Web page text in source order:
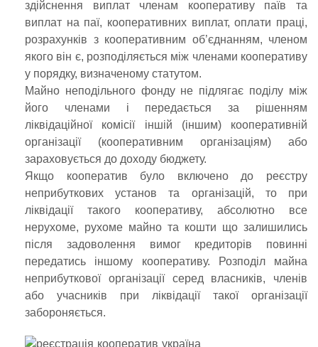
здійснення виплат членам кооперативу паїв та
виплат на паї, кооперативних виплат, оплати праці,
розрахунків з кооперативним об’єднанням, членом
якого він є, розподіляється між членами кооперативу
у порядку, визначеному статутом.
Майно неподільного фонду не підлягає поділу між
його членами і передається за рішенням
ліквідаційної комісії іншій (іншим) кооперативній
організації (кооперативним організаціям) або
зараховується до доходу бюджету.
Якщо кооператив було включено до реєстру
неприбуткових установ та організацій, то при
ліквідації такого кооперативу, абсолютно все
нерухоме, рухоме майно та кошти що залишились
після задоволення вимог кредиторів повинні
передатись іншому кооперативу. Розподіл майна
неприбуткової організації серед власників, членів
або учасників при ліквідації такої організації
забороняється.